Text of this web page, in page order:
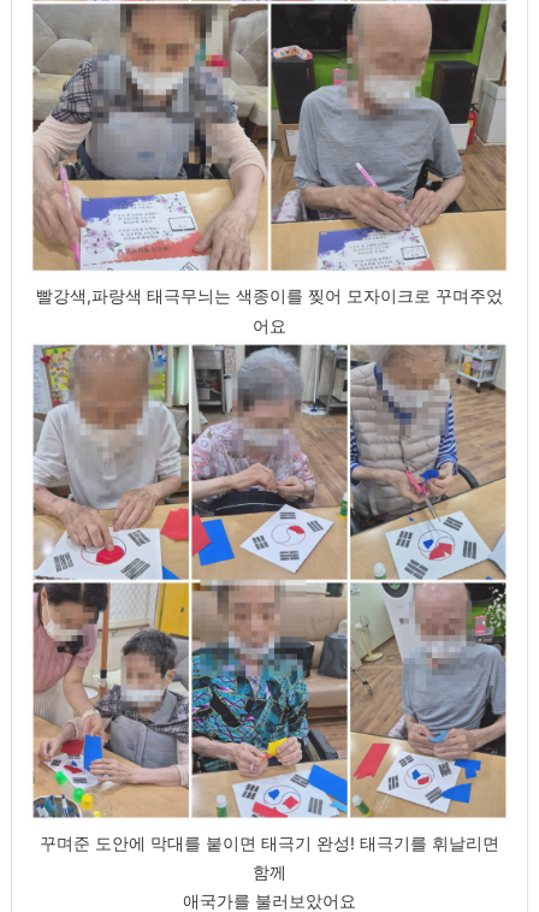
빨강색,파랑색 태극무늬는 색종이를 찢어 모자이크로 꾸며주었
어요
꾸며준 도안에 막대를 붙이면 태극기 완성! 태극기를 휘날리면
함께
애국가를 불러보았어요